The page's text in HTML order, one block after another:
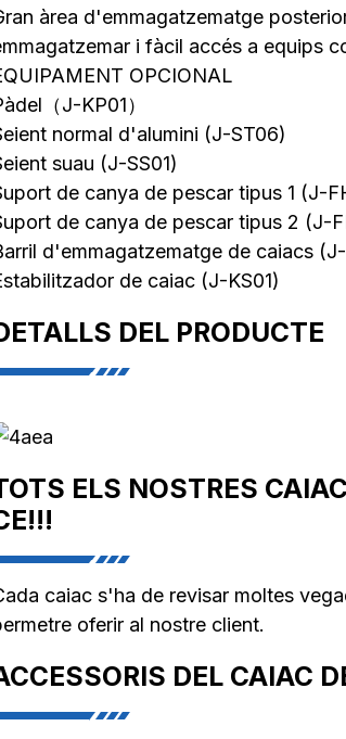
àrea d'emmagatzematge
i fàcil accés a equips
OPCIONAL
（J-KP01）
normal d'alumini (J-ST06)
suau (J-SS01)
de canya de pescar tipus 1 (J-
de canya de pescar tipus 2 (J-
d'emmagatzematge de caiacs (J-
de caiac (J-KS01)
DEL PRODUCTE
ELS NOSTRES
caiac s'ha de revisar moltes
oferir al nostre client.
DEL CAIAC